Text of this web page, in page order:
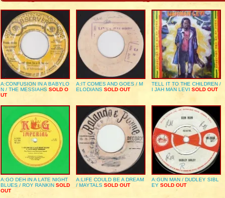
A:CONFUSION IN A BABYLO
N / THE MESSIAHS SOLD O
UT
A:IT COMES AND GOES / M
ELODIANS SOLD OUT
TELL IT TO THE CHILDREN /
I JAH MAN LEVI SOLD OUT
A:GO DEH IN A LATE NIGHT
BLUES / ROY RANKIN SOLD
OUT
A:LIFE COULD BE A DREAM
/ MAYTALS SOLD OUT
A:GUN MAN / DUDLEY SIBL
EY SOLD OUT